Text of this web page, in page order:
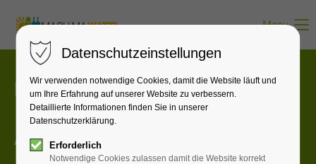
Menu
Kontaktieren Sie uns:
Anschrift
Datenschutzeinstellungen
Wir verwenden notwendige Cookies, damit die Website läuft und
um Ihre Erfahrung auf unserer Website zu verbessern.
Detaillierte Informationen finden Sie in unserer
Datenschutzerklärung.
Erforderlich
Notwendige Cookies zulassen damit die Website korrekt